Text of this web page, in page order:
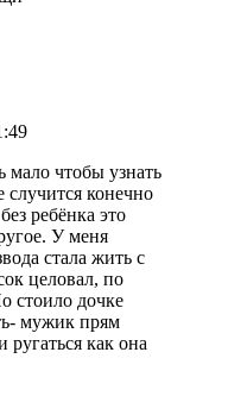
мало чтобы узнать
случится конечно
ребёнка это
У меня
стала жить с
целовал, по
стоило дочке
мужик прям
ругаться как она